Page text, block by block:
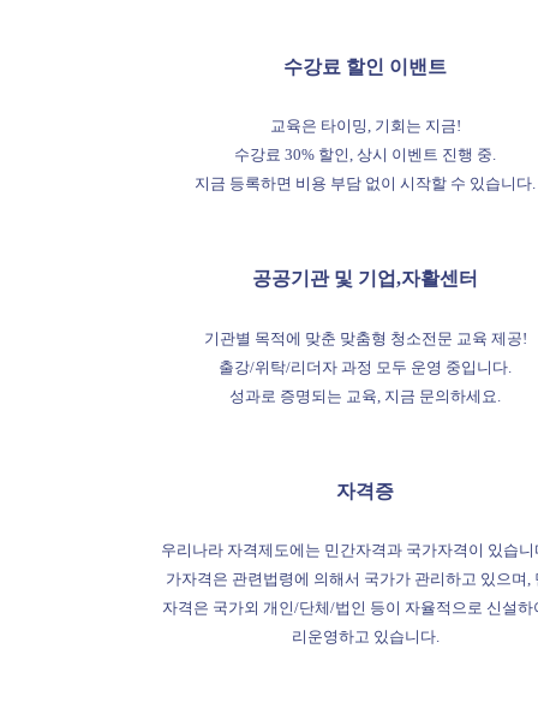
수강료 할인 이밴트
교육은 타이밍, 기회는 지금!
수강료 30% 할인, 상시 이벤트 진행 중.
지금 등록하면 비용 부담 없이 시작할 수 있습니다.
공공기관 및 기업,자활센터
기관별 목적에 맞춘 맞춤형 청소전문 교육 제공!
출강/위탁/리더자 과정 모두 운영 중입니다.
성과로 증명되는 교육, 지금 문의하세요.
자격증
우리나라 자격제도에는 민간자격과 국가자격이 있습니
가자격은 관련법령에 의해서 국가가 관리하고 있으며,
자격은 국가외 개인/단체/법인 등이 자율적으로 신설하
리운영하고 있습니다.